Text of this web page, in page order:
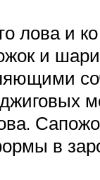
лова и
и
в